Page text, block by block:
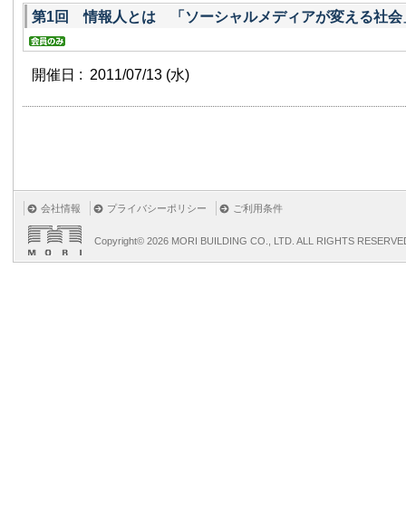
第1回 情報人とは 「ソーシャルメディアが変える社会
開催日 : 2011/07/13 (水)
会社情報 プライバシーポリシー ご利用条件
Copyright© 2026 MORI BUILDING CO., LTD. ALL RIGHTS